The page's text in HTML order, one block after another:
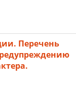
Перечень